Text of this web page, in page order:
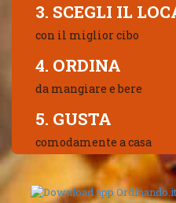
3. SCEGLI IL
con il miglior cibo
4. ORDINA
da mangiare e bere
5. GUSTA
comodamente a casa